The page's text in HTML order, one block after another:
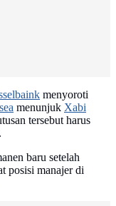
menyoroti
menunjuk Xabi
tersebut harus
baru setelah
posisi manajer di